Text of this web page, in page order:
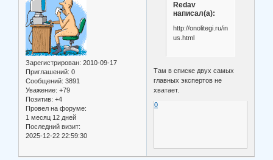
Зарегистрирован: 2010-09-17
Приглашений: 0
Сообщений: 3891
Уважение: +79
Позитив: +4
Провел на форуме:
1 месяц 12 дней
Последний визит:
2025-12-22 22:59:30
Redav
написал(а):
http://onolitegi.ru/index.php/about-
us.html
Там в списке двух самых
главных экспертов не
хватает.
0